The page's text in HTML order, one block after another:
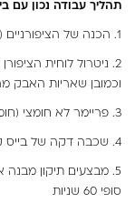
תהליך עבודה נכון עם
1. הכנה של הציפורניים (כרגיל)
2. ניטרול לוחית הציפורן עם
וכמובן שאריות האבק
3. פריימר לא חומצי
4. שכבה דקה של בייס
5. מבצעים תיקון מבנה
סופי 60 שניות